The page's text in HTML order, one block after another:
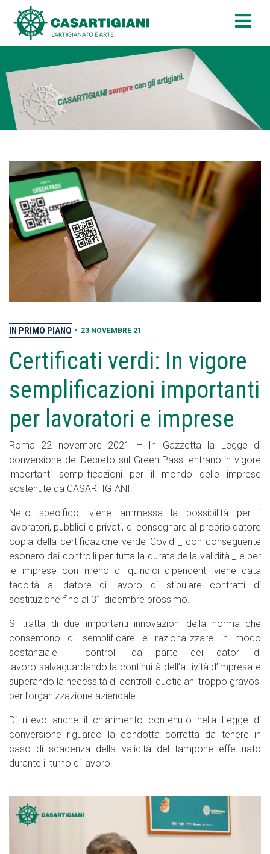
IN PRIMO PIANO • 23 NOVEMBRE 21
Certificati verdi: In vigore
semplificazioni importanti
per lavoratori e imprese
Roma 22 novembre 2021 – In Gazzetta la Legge di
conversione del Decreto sul Green Pass: entrano in vigore
importanti semplificazioni per il mondo delle imprese
sostenute da CASARTIGIANI.
Nello specifico, viene ammessa la possibilità per i
lavoratori, pubblici e privati, di consegnare al proprio datore
copia della certificazione verde Covid _ con conseguente
esonero dai controlli per tutta la durata della validità _ e per
le imprese con meno di quindici dipendenti viene data
facoltà al datore di lavoro di stipulare contratti di
sostituzione fino al 31 dicembre prossimo.
Si tratta di due importanti innovazioni della norma che
consentono di semplificare e razionalizzare in modo
sostanziale i controlli da parte dei datori di
lavoro salvaguardando la continuità dell’attività d’impresa e
superando la necessità di controlli quotidiani troppo gravosi
per l’organizzazione aziendale.
Di rilievo anche il chiarimento contenuto nella Legge di
conversione riguardo la condotta corretta da tenere in
caso di scadenza della validità del tampone effettuato
durante il turno di lavoro.